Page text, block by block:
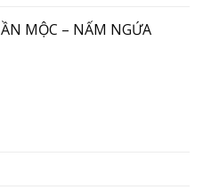
MỘC – NẤM NGỨA